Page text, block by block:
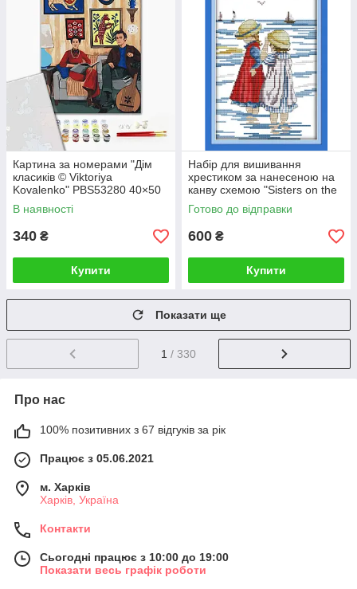
Картина за номерами "Дім
класиків © Viktoriya
Kovalenko" PBS53280 40×50
см
В наявності
340 ₴
Купити
Набір для вишивання
хрестиком за нанесеною на
канву схемою "Sisters on the
beach". (AIDA 14CT
printed,19*27 см)
Готово до відправки
600 ₴
Купити
Показати ще
1 / 330
Про нас
100% позитивних з 67 відгуків за рік
Працює з 05.06.2021
м. Харків
Харків, Україна
Контакти
Сьогодні працює з 10:00 до 19:00
Показати весь графік роботи